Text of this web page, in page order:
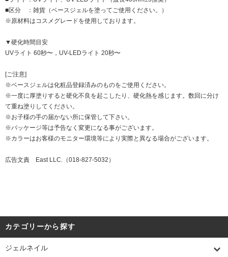
■区分 ：雑貨（ベースジェルを塗ってご使用ください。）
※原材料はコスメグレードを使用しております。
▼硬化時間目安
UVライト 60秒〜，UV-LEDライト 20秒〜
[ご注意]
※ベースジェルは化粧品登録済みのものをご使用ください。
※一度に厚塗りすると硬化不良を起こしたり、硬化熱を感じます。数回に分け
て重ね塗りしてください。
※お子様の手の届かない所に保管して下さい。
※パッケージ等は予告なく変更になる事がございます。
※カラーはお客様のモニター環境等により実際と異なる場合がございます。
広告文責 East LLC.（018-827-5032）
カテゴリーから探す
ジェルネイル